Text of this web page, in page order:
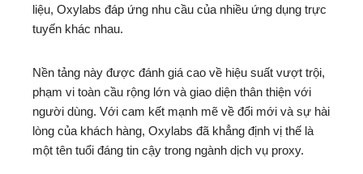
liệu, Oxylabs đáp ứng nhu cầu của nhiều ứng dụng trực
tuyến khác nhau.
Nền tảng này được đánh giá cao về hiệu suất vượt trội,
phạm vi toàn cầu rộng lớn và giao diện thân thiện với
người dùng. Với cam kết mạnh mẽ về đổi mới và sự hài
lòng của khách hàng, Oxylabs đã khẳng định vị thế là
một tên tuổi đáng tin cậy trong ngành dịch vụ proxy.